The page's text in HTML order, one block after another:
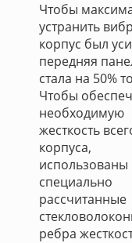
Чтобы
устранить
корпус был
передняя
стала на 50%
Чтобы
необходимую
жесткость
корпуса,
использованы
специально
рассчитанные
ребра